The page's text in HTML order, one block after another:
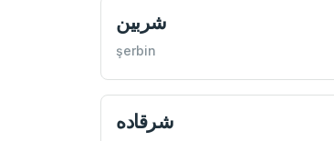
شربين
şerbin
شرقاده